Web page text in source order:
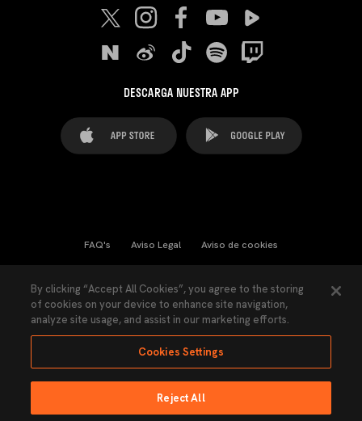
DESCARGA NUESTRA APP
FAQ's Aviso Legal Aviso de cookies
Ley Transparencia Política de Privacidad
Accesibilidad
Ninguna parte de esta página puede ser reproducida sin el permiso del Valencia
By clicking “Accept All Cookies”, you agree to the storing
of cookies on your device to enhance site navigation,
analyze site usage, and assist in our marketing efforts.
Cookies Settings
Reject All